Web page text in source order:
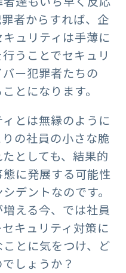
者からすれば、企
ュリティは手薄に
うことでセキュリ
ー犯罪者たちの
とになります。
とは無縁のように
の社員の小さな脆
としても、結果的
に発展する可能性
デントなのです。
える今、では社員
キュリティ対策に
とに気をつけ、ど
しょうか？